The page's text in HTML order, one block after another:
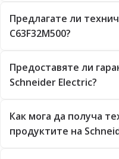
Предлагате ли
C63F32M500?
Предоставяте ли
Schneider Electric?
Как мога да получа
продуктите на